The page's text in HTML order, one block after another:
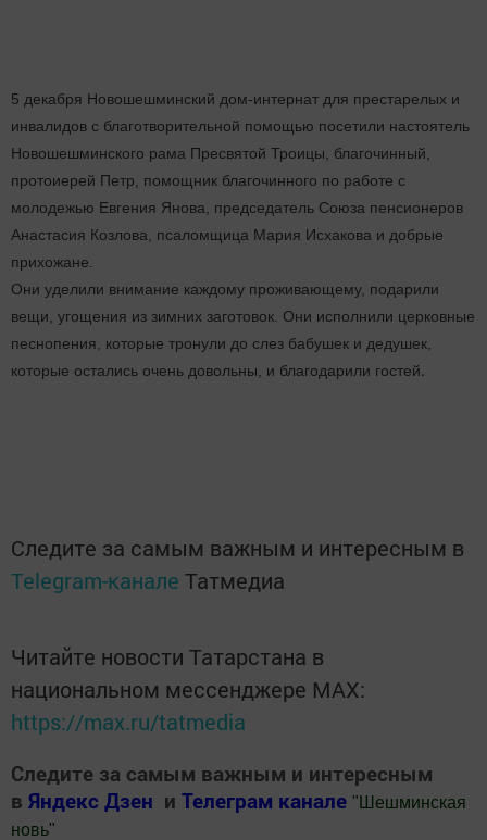
5 декабря Новошешминский дом-интернат для престарелых и
инвалидов с благотворительной помощью посетили настоятель
Новошешминского рама Пресвятой Троицы, благочинный,
протоиерей Петр, помощник благочинного по работе с
молодежью Евгения Янова, председатель Союза пенсионеров
Анастасия Козлова, псаломщица Мария Исхакова и добрые
прихожане.
Они уделили внимание каждому проживающему, подарили
вещи, угощения из зимних заготовок. Они исполнили церковные
песнопения, которые тронули до слез бабушек и дедушек,
которые остались очень довольны, и благодарили гостей.
Следите за самым важным и интересным в
Telegram-канале Татмедиа
Читайте новости Татарстана в
национальном мессенджере MАХ:
https://max.ru/tatmedia
Следите за самым важным и интересным
в Яндекс Дзен и Телеграм канале " Шешминская
новь"